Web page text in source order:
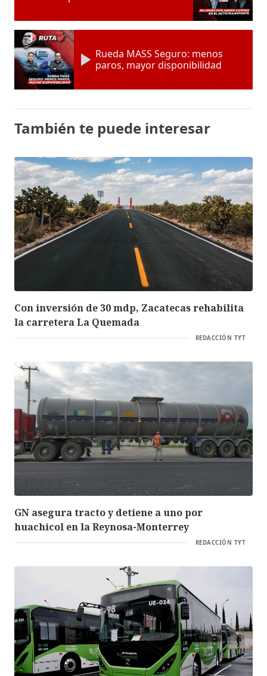
Rueda MASS Seguro: menos
paros, mayor disponibilidad
También te puede interesar
Con inversión de 30 mdp, Zacatecas rehabilita
la carretera La Quemada
REDACCIÓN TYT
GN asegura tracto y detiene a uno por
huachicol en la Reynosa-Monterrey
REDACCIÓN TYT